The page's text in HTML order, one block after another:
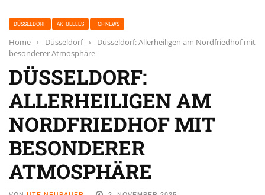
DÜSSELDORF AKTUELLES TOP NEWS
Home › Düsseldorf ›
Düsseldorf: Allerheiligen am Nordfriedhof mit
besonderer Atmosphäre
DÜSSELDORF:
ALLERHEILIGEN AM
NORDFRIEDHOF MIT
BESONDERER
ATMOSPHÄRE